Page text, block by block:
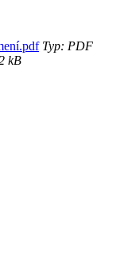
Typ: PDF
kB